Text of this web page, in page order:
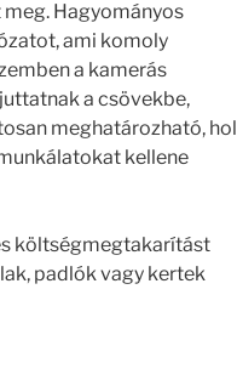
Hagyományos
ami komoly
a kamerás
a csövekbe,
meghatározható, hol
kellene
költségmegtakarítást
padlók vagy kertek